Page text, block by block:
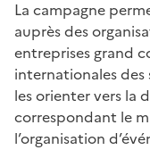
La campagne
auprès des
entreprises grand
internationales des
les orienter vers la
correspondant le
l’organisation